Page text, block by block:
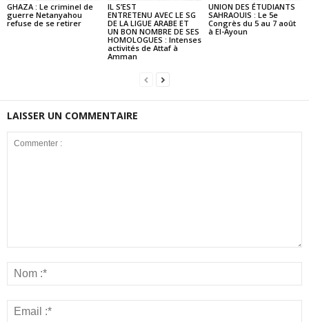
GHAZA : Le criminel de
guerre Netanyahou
refuse de se retirer
IL S’EST
ENTRETENU AVEC LE SG
DE LA LIGUE ARABE ET
UN BON NOMBRE DE SES
HOMOLOGUES : Intenses
activités de Attaf à
Amman
UNION DES ÉTUDIANTS
SAHRAOUIS : Le 5e
Congrès du 5 au 7 août
à El-Ayoun
LAISSER UN COMMENTAIRE